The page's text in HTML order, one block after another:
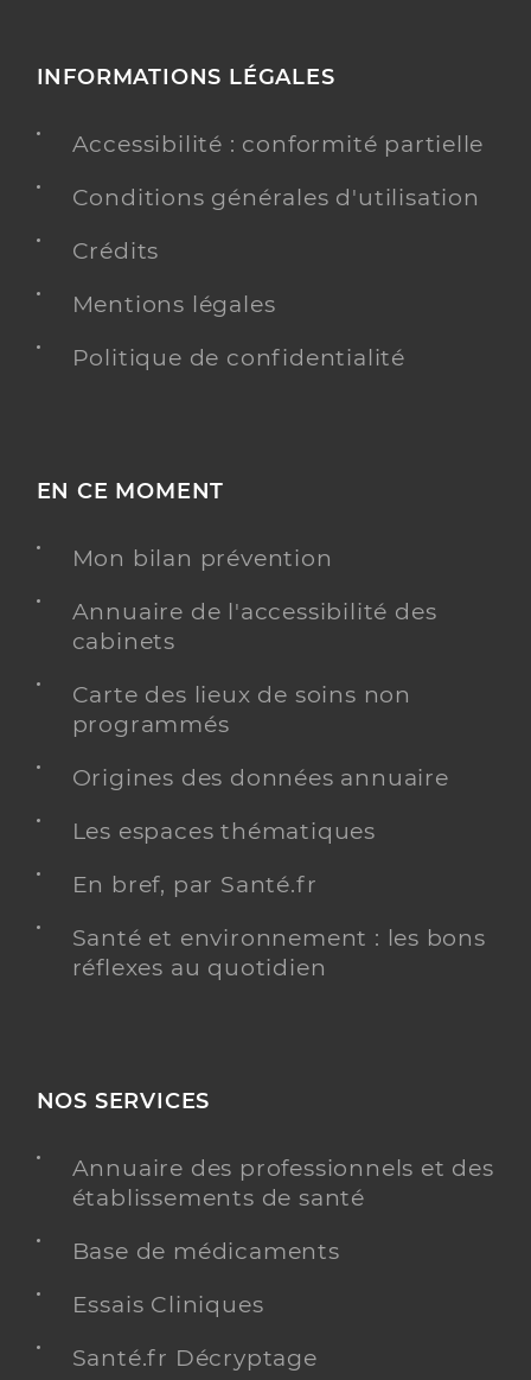
INFORMATIONS LÉGALES
Accessibilité : conformité partielle
Conditions générales d'utilisation
Crédits
Mentions légales
Politique de confidentialité
EN CE MOMENT
Mon bilan prévention
Annuaire de l'accessibilité des
cabinets
Carte des lieux de soins non
programmés
Origines des données annuaire
Les espaces thématiques
En bref, par Santé.fr
Santé et environnement : les bons
réflexes au quotidien
NOS SERVICES
Annuaire des professionnels et des
établissements de santé
Base de médicaments
Essais Cliniques
Santé.fr Décryptage